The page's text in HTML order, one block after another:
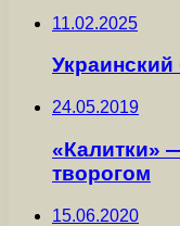
11.02.2025
24.05.2019
«Калитки»
творогом
15.06.2020